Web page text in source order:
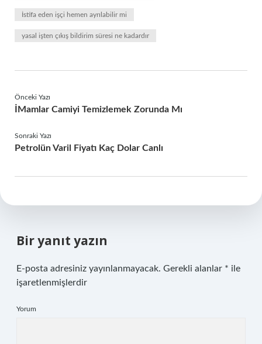
İstifa eden işçi hemen ayrılabilir mi
yasal işten çıkış bildirim süresi ne kadardır
Önceki Yazı
İMamlar Camiyi Temizlemek Zorunda Mı
Sonraki Yazı
Petrolün Varil Fiyatı Kaç Dolar Canlı
Bir yanıt yazın
E-posta adresiniz yayınlanmayacak. Gerekli alanlar * ile
işaretlenmişlerdir
Yorum